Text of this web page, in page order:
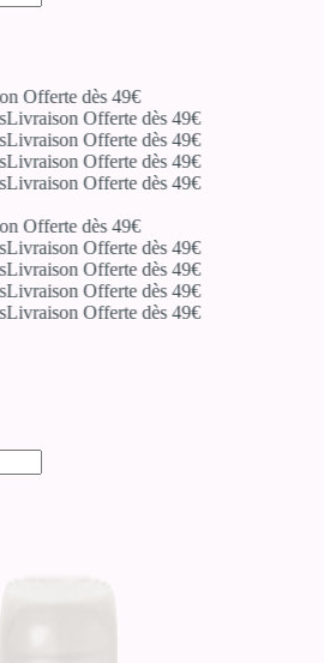
Offerte dès 49€
Livraison Offerte dès 49€
Livraison Offerte dès 49€
Livraison Offerte dès 49€
Livraison Offerte dès 49€
Offerte dès 49€
Livraison Offerte dès 49€
Livraison Offerte dès 49€
Livraison Offerte dès 49€
Livraison Offerte dès 49€